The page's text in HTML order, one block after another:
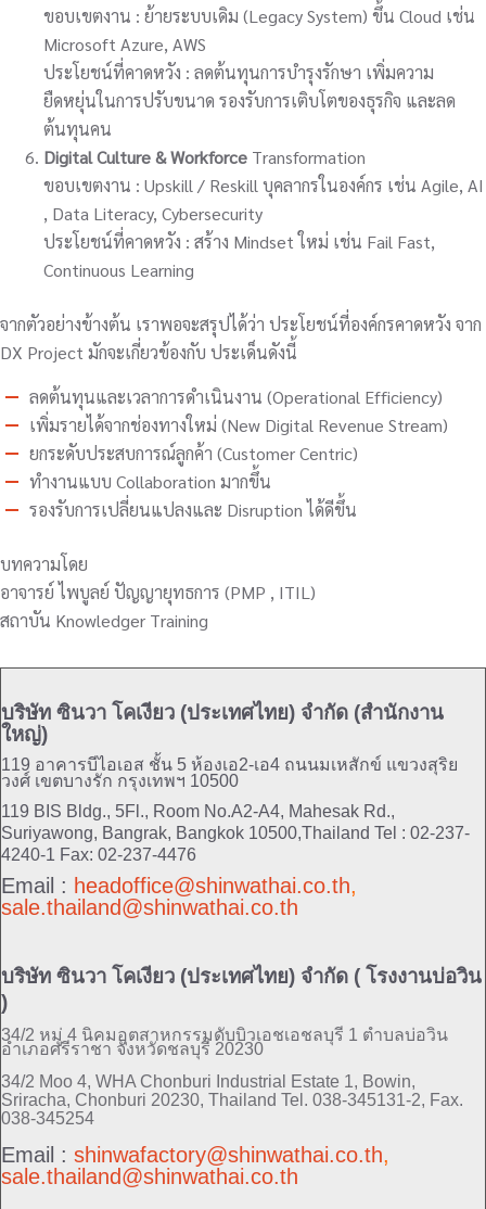
ขอบเขตงาน : ย้ายระบบเดิม (Legacy System) ขึ้น Cloud เช่น
Microsoft Azure, AWS
ประโยชน์ที่คาดหวัง : ลดต้นทุนการบำรุงรักษา เพิ่มความ
ยืดหยุ่นในการปรับขนาด รองรับการเติบโตของธุรกิจ และลด
ต้นทุนคน
Digital Culture & Workforce Transformation
ขอบเขตงาน : Upskill / Reskill บุคลากรในองค์กร เช่น Agile, AI
, Data Literacy, Cybersecurity
ประโยชน์ที่คาดหวัง : สร้าง Mindset ใหม่ เช่น Fail Fast,
Continuous Learning
จากตัวอย่างข้างต้น เราพอจะสรุปได้ว่า ประโยชน์ที่องค์กรคาดหวัง จาก
DX Project มักจะเกี่ยวข้องกับ ประเด็นดังนี้
ลดต้นทุนและเวลาการดำเนินงาน (Operational Efficiency)
เพิ่มรายได้จากช่องทางใหม่ (New Digital Revenue Stream)
ยกระดับประสบการณ์ลูกค้า (Customer Centric)
ทำงานแบบ Collaboration มากขึ้น
รองรับการเปลี่ยนแปลงและ Disruption ได้ดีขึ้น
บทความโดย
อาจารย์ ไพบูลย์ ปัญญายุทธการ (PMP , ITIL)
สถาบัน Knowledger Training
บริษัท ซินวา โคเงียว (ประเทศไทย) จำกัด (สำนักงาน
ใหญ่)
119 อาคารบีไอเอส ชั้น 5 ห้องเอ2-เอ4 ถนนมเหสักข์ แขวงสุริย
วงศ์ เขตบางรัก กรุงเทพฯ 10500
119 BIS Bldg., 5Fl., Room No.A2-A4, Mahesak Rd.,
Suriyawong, Bangrak, Bangkok 10500,Thailand Tel : 02-237-
4240-1 Fax: 02-237-4476
Email : headoffice@shinwathai.co.th,
sale.thailand@shinwathai.co.th
บริษัท ซินวา โคเงียว (ประเทศไทย) จำกัด ( โรงงานบ่อวิน
)
34/2 หมู่ 4 นิคมอุตสาหกรรมดับบิวเอชเอชลบุรี 1 ตำบลบ่อวิน
อำเภอศรีราชา จังหวัดชลบุรี 20230
34/2 Moo 4, WHA Chonburi Industrial Estate 1, Bowin,
Sriracha, Chonburi 20230, Thailand Tel. 038-345131-2, Fax.
038-345254
Email : shinwafactory@shinwathai.co.th,
sale.thailand@shinwathai.co.th